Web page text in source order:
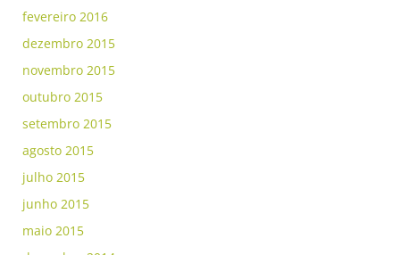
fevereiro 2016
dezembro 2015
novembro 2015
outubro 2015
setembro 2015
agosto 2015
julho 2015
junho 2015
maio 2015